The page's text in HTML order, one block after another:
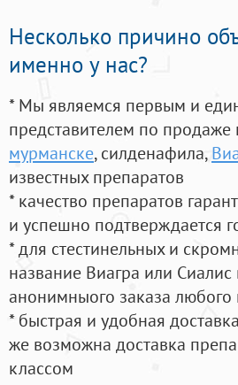
Несколько причино
именно у нас?
* Мы являемся первым и
представителем по
мурманске, силденафила,
известных препаратов
* качество препаратов
и успешно подтверждается
* для стестинельных и
название Виагра или
анонимныого заказа
* быстрая и удобная
же возможна доставка
классом